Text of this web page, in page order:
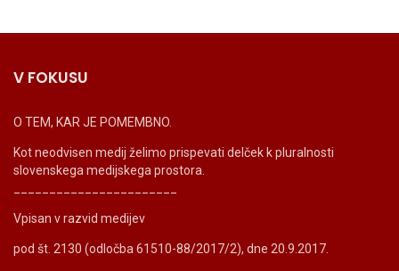
V FOKUSU
O TEM, KAR JE POMEMBNO.
Kot neodvisen medij želimo prispevati delček k pluralnosti
slovenskega medijskega prostora.
Vpisan v razvid medijev
pod št. 2130 (odločba 61510-88/2017/2), dne 20.9.2017.